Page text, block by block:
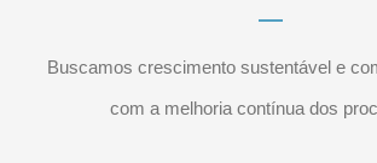
Buscamos crescimento sustentável e
com a melhoria contínua dos